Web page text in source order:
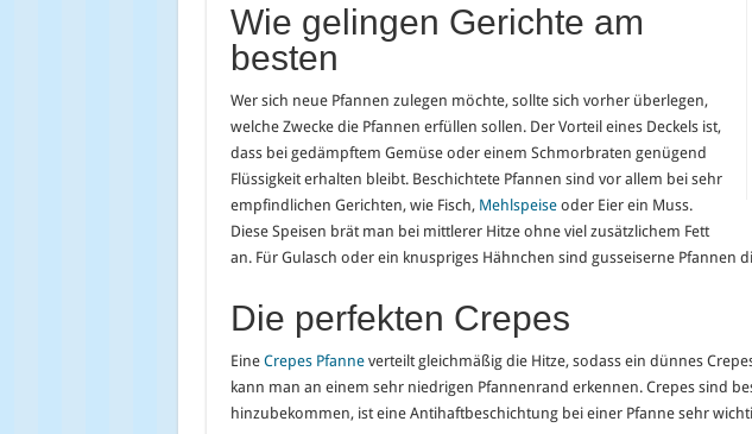
Wie gelingen Gerichte am
besten
Wer sich neue Pfannen zulegen möchte, sollte sich vorher überlegen,
welche Zwecke die Pfannen erfüllen sollen. Der Vorteil eines Deckels ist,
dass bei gedämpftem Gemüse oder einem Schmorbraten genügend
Flüssigkeit erhalten bleibt. Beschichtete Pfannen sind vor allem bei sehr
empfindlichen Gerichten, wie Fisch, Mehlspeiseoder Eier ein Muss.
Diese Speisen brät man bei mittlerer Hitze ohne viel zusätzlichem Fett
an. Für Gulasch oder ein knuspriges Hähnchen sind gusseiserne Pfannen
Die perfekten Crepes
Eine Crepes Pfanneverteilt gleichmäßig die Hitze, sodass ein dünnes
kann man an einem sehr niedrigen Pfannenrand erkennen. Crepes sind
hinzubekommen, ist eine Antihaftbeschichtung bei einer Pfanne sehr